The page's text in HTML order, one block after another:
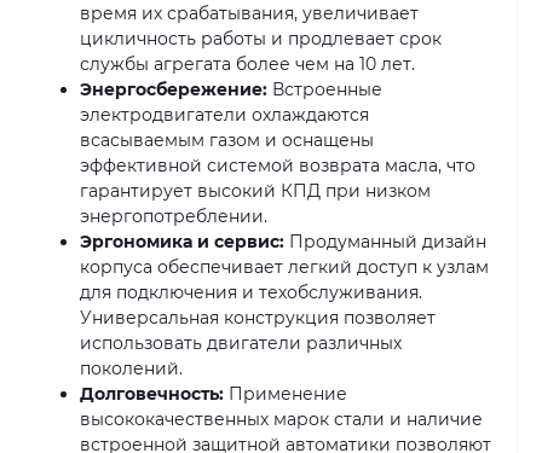
время их срабатывания, увеличивает
цикличность работы и продлевает срок
службы агрегата более чем на 10 лет.
Энергосбережение: Встроенные
электродвигатели охлаждаются
всасываемым газом и оснащены
эффективной системой возврата масла, что
гарантирует высокий КПД при низком
энергопотреблении.
Эргономика и сервис: Продуманный дизайн
корпуса обеспечивает легкий доступ к узлам
для подключения и техобслуживания.
Универсальная конструкция позволяет
использовать двигатели различных
поколений.
Долговечность: Применение
высококачественных марок стали и наличие
встроенной защитной автоматики позволяют